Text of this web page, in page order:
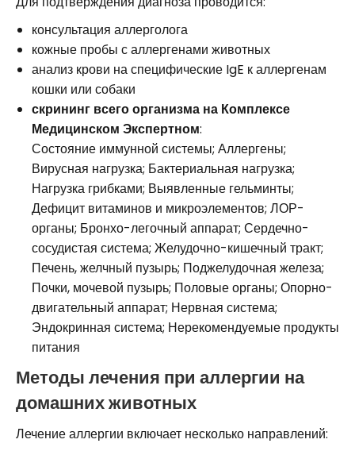
консультация аллерголога
кожные пробы с аллергенами животных
анализ крови на специфические IgE к аллергенам
кошки или собаки
скрининг всего организма на Комплексе
Медицинском Экспертном:
Состояние иммунной системы; Аллергены;
Вирусная нагрузка; Бактериальная нагрузка;
Нагрузка грибками; Выявленные гельминты;
Дефицит витаминов и микроэлементов; ЛОР-
органы; Бронхо-легочный аппарат; Сердечно-
сосудистая система; Желудочно-кишечный тракт;
Печень, желчный пузырь; Поджелудочная железа;
Почки, мочевой пузырь; Половые органы; Опорно-
двигательный аппарат; Нервная система;
Эндокринная система; Нерекомендуемые продукты
питания
Методы лечения при аллергии на
домашних животных
Лечение аллергии включает несколько направлений: